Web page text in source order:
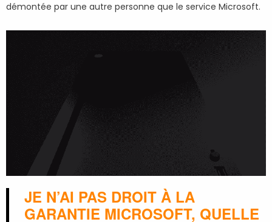
démontée par une autre personne que le service Microsoft.
JE N’AI PAS DROIT À LA
GARANTIE MICROSOFT, QUELLE